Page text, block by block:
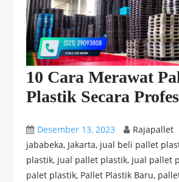
10 Cara Merawat
Plastik Secara
Desember 13, 2023 Rajapallet
jababeka, Jakarta, jual beli pallet
plastik, jual pallet plastik, jual pallet
palet plastik, Pallet Plastik Baru,